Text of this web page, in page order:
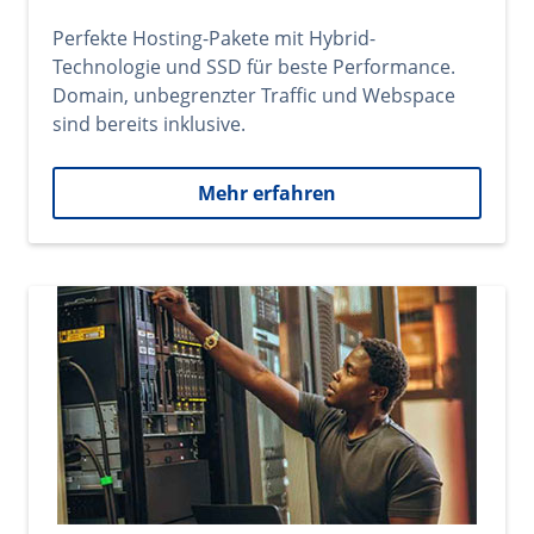
Perfekte Hosting-Pakete mit Hybrid-
Technologie und SSD für beste Performance.
Domain, unbegrenzter Traffic und Webspace
sind bereits inklusive.
Mehr erfahren